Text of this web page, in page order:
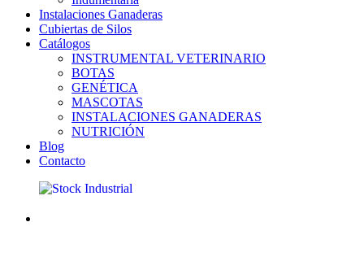
Instalaciones Ganaderas
Cubiertas de Silos
Catálogos
INSTRUMENTAL VETERINARIO
BOTAS
GENÉTICA
MASCOTAS
INSTALACIONES GANADERAS
NUTRICIÓN
Blog
Contacto